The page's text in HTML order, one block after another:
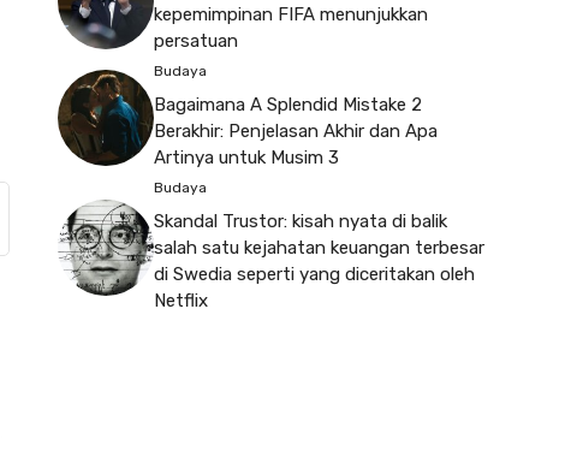
kepemimpinan FIFA menunjukkan
persatuan
Budaya
Bagaimana A Splendid Mistake 2
Berakhir: Penjelasan Akhir dan Apa
Artinya untuk Musim 3
Budaya
Skandal Trustor: kisah nyata di balik
salah satu kejahatan keuangan terbesar
di Swedia seperti yang diceritakan oleh
Netflix